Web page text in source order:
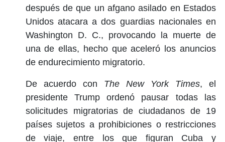
después de que un afgano asilado en Estados
Unidos atacara a dos guardias nacionales en
Washington D. C., provocando la muerte de
una de ellas, hecho que aceleró los anuncios
de endurecimiento migratorio.
De acuerdo con The New York Times, el
presidente Trump ordenó pausar todas las
solicitudes migratorias de ciudadanos de 19
países sujetos a prohibiciones o restricciones
de viaje, entre los que figuran Cuba y